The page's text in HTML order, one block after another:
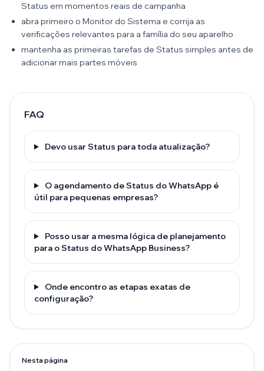
Status em momentos reais de campanha
abra primeiro o Monitor do Sistema e corrija as
verificações relevantes para a família do seu aparelho
mantenha as primeiras tarefas de Status simples antes de
adicionar mais partes móveis
FAQ
Devo usar Status para toda atualização?
O agendamento de Status do WhatsApp é
útil para pequenas empresas?
Posso usar a mesma lógica de planejamento
para o Status do WhatsApp Business?
Onde encontro as etapas exatas de
configuração?
Nesta página